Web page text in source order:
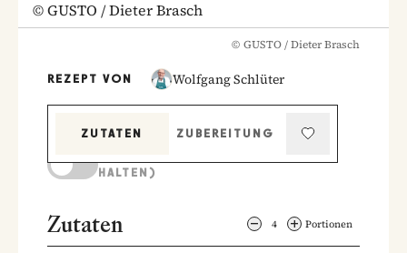
©GUSTO / Dieter Brasch
© GUSTO / Dieter Brasch
REZEPT VON Wolfgang Schlüter
ZUTATEN
ZUBEREITUNG
HALTEN)
Zutaten 4 Portionen